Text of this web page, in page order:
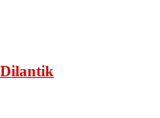
Dilantik